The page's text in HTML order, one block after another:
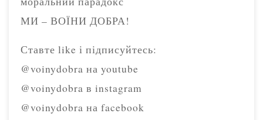
МИ – ВОЇНИ ДОБРА!
Ставте like і підписуйтесь:
@voinydobra на youtube
@voinydobra в instagram
@voinydobra на facebook